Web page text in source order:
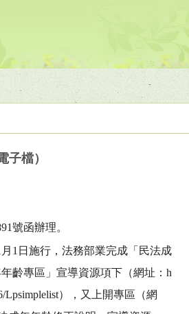
檔）
號函辦理。
1日施行，法務部業完成「民法成
齡專區」宣導資源項下（網址：h
Lpsimplelist），又上開專區（網